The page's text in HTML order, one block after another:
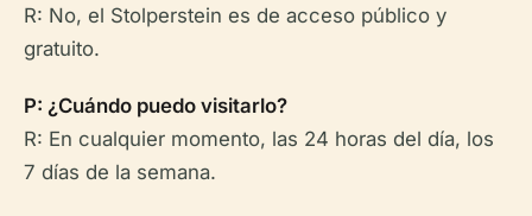
R: No, el Stolperstein es de acceso público y
gratuito.
P: ¿Cuándo puedo visitarlo?
R: En cualquier momento, las 24 horas del día, los
7 días de la semana.